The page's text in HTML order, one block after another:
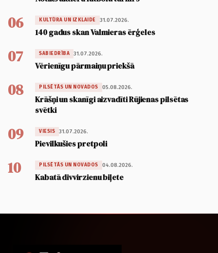
06 KULTŪRA UN IZKLAIDE 31.07.2026.
140 gadus skan Valmieras ērģeles
07 SABIEDRĪBA 31.07.2026.
Vērienīgu pārmaiņu priekšā
08 PILSĒTĀS UN NOVADOS 05.08.2026.
Krāšņi un skanīgi aizvadīti Rūjienas pilsētas
svētki
09 VIESIS 31.07.2026.
Pievilkušies pretpoli
10 PILSĒTĀS UN NOVADOS 04.08.2026.
Kabatā divvirzienu biļete